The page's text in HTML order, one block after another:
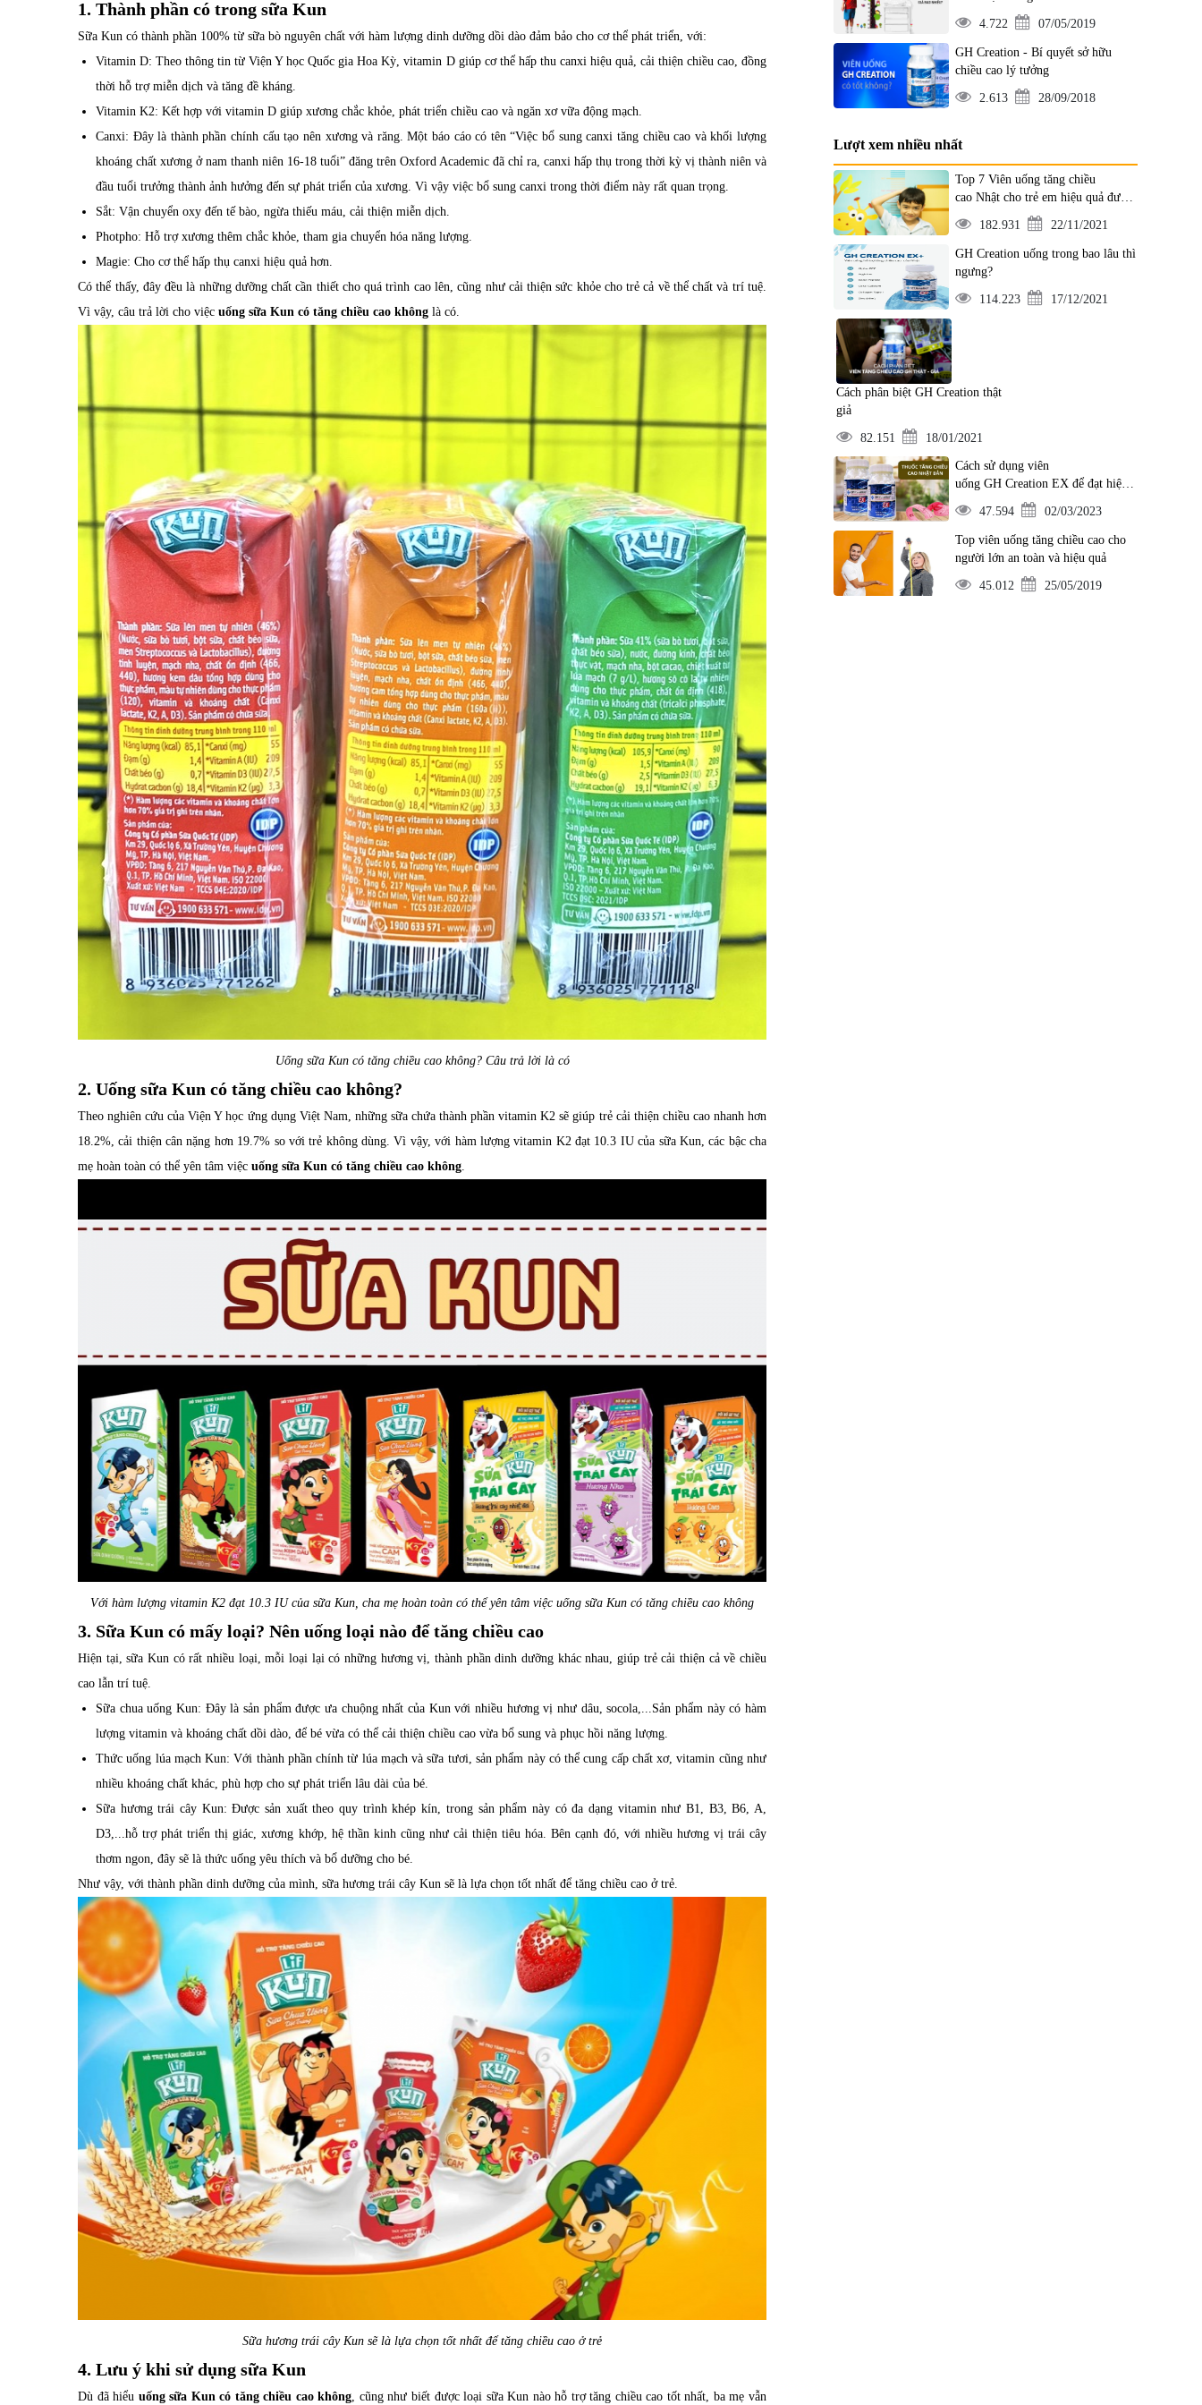
1. Thành phần có trong sữa Kun
Sữa Kun có thành phần 100% từ sữa bò nguyên chất với hàm lượng dinh dưỡng dồi dào đảm bảo cho cơ thể phát triển, với:
Vitamin D: Theo thông tin từ Viện Y học Quốc gia Hoa Kỳ, vitamin D giúp cơ thể hấp thu canxi hiệu quả, cải thiện chiều cao, đồng
thời hỗ trợ miễn dịch và tăng đề kháng.
Vitamin K2: Kết hợp với vitamin D giúp xương chắc khỏe, phát triển chiều cao và ngăn xơ vữa động mạch.
Canxi: Đây là thành phần chính cấu tạo nên xương và răng. Một báo cáo có tên “Việc bổ sung canxi tăng chiều cao và khối lượng
khoáng chất xương ở nam thanh niên 16-18 tuổi” đăng trên Oxford Academic đã chỉ ra, canxi hấp thụ trong thời kỳ vị thành niên và
đầu tuổi trưởng thành ảnh hưởng đến sự phát triển của xương. Vì vậy việc bổ sung canxi trong thời điểm này rất quan trọng.
Sắt: Vận chuyển oxy đến tế bào, ngừa thiếu máu, cải thiện miễn dịch.
Photpho: Hỗ trợ xương thêm chắc khỏe, tham gia chuyển hóa năng lượng.
Magie: Cho cơ thể hấp thụ canxi hiệu quả hơn.
Có thể thấy, đây đều là những dưỡng chất cần thiết cho quá trình cao lên, cũng như cải thiện sức khỏe cho trẻ cả về thể chất và trí tuệ.
Vì vậy, câu trả lời cho việc uống sữa Kun có tăng chiều cao không là có.
Uống sữa Kun có tăng chiều cao không? Câu trả lời là có
2. Uống sữa Kun có tăng chiều cao không?
Theo nghiên cứu của Viện Y học ứng dụng Việt Nam, những sữa chứa thành phần vitamin K2 sẽ giúp trẻ cải thiện chiều cao nhanh hơn
18.2%, cải thiện cân nặng hơn 19.7% so với trẻ không dùng. Vì vậy, với hàm lượng vitamin K2 đạt 10.3 IU của sữa Kun, các bậc cha
mẹ hoàn toàn có thể yên tâm việc uống sữa Kun có tăng chiều cao không
Với hàm lượng vitamin K2 đạt 10.3 IU của sữa Kun, cha mẹ hoàn toàn có thể yên tâm việc uống sữa Kun có tăng chiều cao không
3. Sữa Kun có mấy loại? Nên uống loại nào để tăng chiều cao
Hiện tại, sữa Kun có rất nhiều loại, mỗi loại lại có những hương vị, thành phần dinh dưỡng khác nhau, giúp trẻ cải thiện cả về chiều
cao lẫn trí tuệ.
Sữa chua uống Kun: Đây là sản phẩm được ưa chuộng nhất của Kun với nhiều hương vị như dâu, socola,...Sản phẩm này có hàm
lượng vitamin và khoáng chất dồi dào, để bé vừa có thể cải thiện chiều cao vừa bổ sung và phục hồi năng lượng.
Thức uống lúa mạch Kun: Với thành phần chính từ lúa mạch và sữa tươi, sản phẩm này có thể cung cấp chất xơ, vitamin cũng như
nhiều khoáng chất khác, phù hợp cho sự phát triển lâu dài của bé.
Sữa hương trái cây Kun: Được sản xuất theo quy trình khép kín, trong sản phẩm này có đa dạng vitamin như B1, B3, B6, A,
D3,...hỗ trợ phát triển thị giác, xương khớp, hệ thần kinh cũng như cải thiện tiêu hóa. Bên cạnh đó, với nhiều hương vị trái cây
thơm ngon, đây sẽ là thức uống yêu thích và bổ dưỡng cho bé.
Như vậy, với thành phần dinh dưỡng của mình, sữa hương trái cây Kun sẽ là lựa chọn tốt nhất để tăng chiều cao ở trẻ.
Sữa hương trái cây Kun sẽ là lựa chọn tốt nhất để tăng chiều cao ở trẻ
4. Lưu ý khi sử dụng sữa Kun
Dù đã hiểu uống sữa Kun có tăng chiều cao không , cũng như biết được loại sữa Kun nào hỗ trợ tăng chiều cao tốt nhất, ba mẹ vẫn
4.722 07/05/2019
GH Creation - Bí quyết sở hữu
chiều cao lý tưởng
2.613 28/09/2018
Lượt xem nhiều nhất
Top 7 Viên uống tăng chiều
cao Nhật cho trẻ em hiệu quả được
ưa chuộng nhất
182.931 22/11/2021
GH Creation uống trong bao lâu thì
ngưng?
114.223 17/12/2021
Cách phân biệt GH Creation thật
giả
82.151 18/01/2021
Cách sử dụng viên
uống GH Creation EX để đạt hiệu
quả tốt nhất
47.594 02/03/2023
Top viên uống tăng chiều cao cho
người lớn an toàn và hiệu quả
45.012 25/05/2019